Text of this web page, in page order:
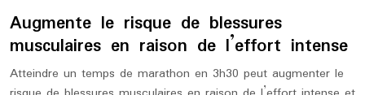
Augmente le risque de blessures
musculaires en raison de l’effort intense
Atteindre un temps de marathon en 3h30 peut augmenter le